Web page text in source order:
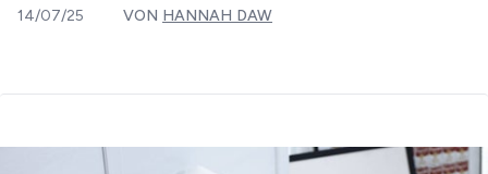
14/07/25 VON HANNAH DAW